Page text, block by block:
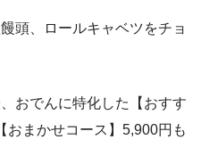
頭、ロールキャベツをチョ
おでんに特化した【おすす
おまかせコース】5,900円も